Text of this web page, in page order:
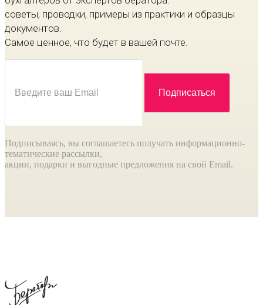
советы, проводки, примеры из практики и образцы
документов.
Самое ценное, что будет в вашей почте.
Подписываясь, вы соглашаетесь получать информационно-
тематические рассылки,
акции, подарки и выгодные предложения на свой Email.